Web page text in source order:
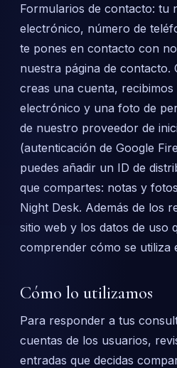
Formularios de contacto: tu
electrónico, número de
te pones en contacto con
nuestra página de contacto.
creas una cuenta,
electrónico y una foto de
de nuestro proveedor de
(autenticación de Google
puedes añadir un ID de
que compartes: notas y
Night Desk. Además de los
sitio web y los datos de uso
comprender cómo se utiliza
Cómo lo utilizamos
Para responder a tus
cuentas de los usuarios,
entradas que decidas